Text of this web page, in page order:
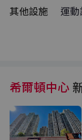
其他設施
運動
希爾頓中心